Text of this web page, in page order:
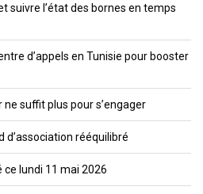
suivre l’état des bornes en temps
d’appels en Tunisie pour booster
suffit plus pour s’engager
d’association rééquilibré
ce lundi 11 mai 2026